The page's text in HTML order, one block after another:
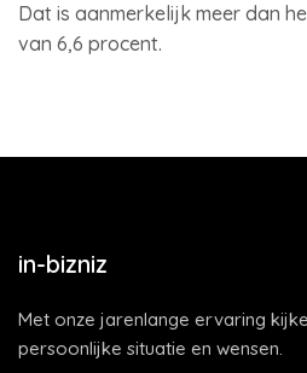
Dat is aanmerkelijk meer dan
van 6,6 procent.
in-bizniz
Met onze jarenlange ervaring
persoonlijke situatie en wensen.